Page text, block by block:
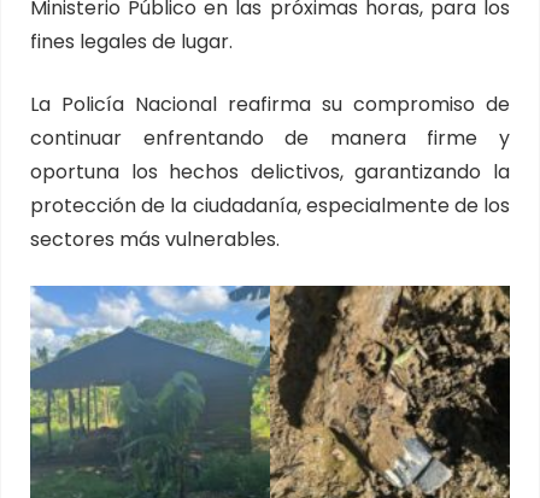
Ministerio Público en las próximas horas, para los
fines legales de lugar.
La Policía Nacional reafirma su compromiso de
continuar enfrentando de manera firme y
oportuna los hechos delictivos, garantizando la
protección de la ciudadanía, especialmente de los
sectores más vulnerables.